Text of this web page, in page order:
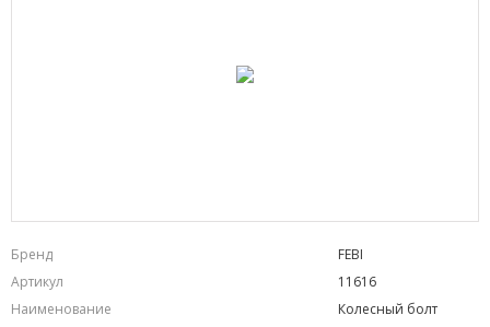
Бренд
FEBI
Артикул
11616
Наименование
Колесный болт